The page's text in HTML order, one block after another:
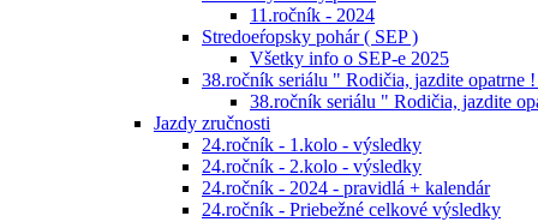
11.ročník - 2024
Stredoeŕopsky pohár ( SEP )
Všetky info o SEP-e 2025
38.ročník seriálu " Rodičia, jazdite opatrne
38.ročník seriálu " Rodičia, jazdite
Jazdy zručnosti
24.ročník - 1.kolo - výsledky
24.ročník - 2.kolo - výsledky
24.ročník - 2024 - pravidlá + kalendár
24.ročník - Priebežné celkové výsledky